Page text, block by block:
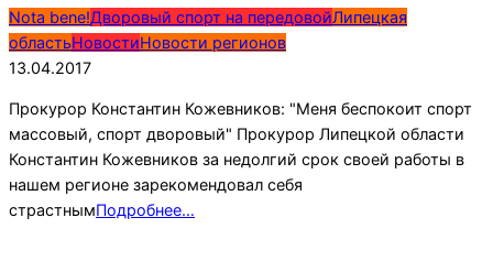
2017-
04-
13
Nota bene!Дворовый спорт на передовойЛипецкая
областьНовостиНовости регионов
13.04.2017
Прокурор Константин Кожевников: "Меня беспокоит спорт
массовый, спорт дворовый" Прокурор Липецкой области
Константин Кожевников за недолгий срок своей работы в
нашем регионе зарекомендовал себя
страстнымПодробнее…